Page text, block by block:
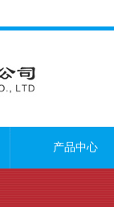
产品中心